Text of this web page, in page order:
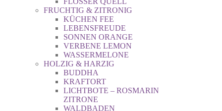
FRUCHTIG & ZITRONIG
KÜCHEN FEE
LEBENSFREUDE
SONNEN ORANGE
VERBENE LEMON
WASSERMELONE
HOLZIG & HARZIG
BUDDHA
KRAFTORT
LICHTBOTE – ROSMARIN
ZITRONE
WALDBADEN